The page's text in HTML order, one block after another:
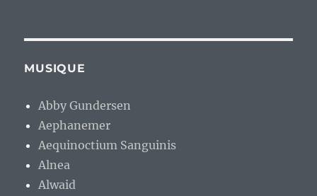
MUSIQUE
Abby Gundersen
Aephanemer
Aequinoctium Sanguinis
Alnea
Alwaid